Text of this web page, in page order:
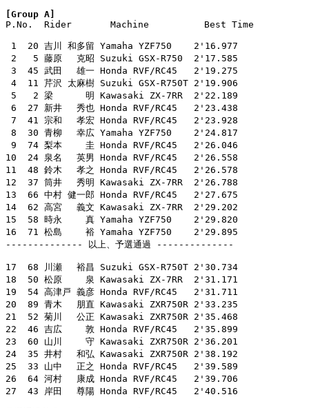
[Group A]
P.No.  Rider       Machine          Best Time
1  20 吉川 和多留 Yamaha YZF750    2'16.977
2   5 藤原　 克昭 Suzuki GSX-R750  2'17.585
3  45 武田　 雄一 Honda RVF/RC45   2'19.275
4  11 芹沢 太麻樹 Suzuki GSX-R750T 2'19.906
5   2 梁　　　 明 Kawasaki ZX-7RR  2'22.189
6  27 新井　 秀也 Honda RVF/RC45   2'23.438
7  41 宗和　 孝宏 Honda RVF/RC45   2'23.928
8  30 青柳　 幸広 Yamaha YZF750    2'24.817
9  74 梨本　　 圭 Honda RVF/RC45   2'26.046
10  24 泉名　 英男 Honda RVF/RC45   2'26.558
11  48 鈴木　 孝之 Honda RVF/RC45   2'26.578
12  37 筒井　 秀明 Kawasaki ZX-7RR  2'26.788
13  66 中村 健一郎 Honda RVF/RC45   2'27.675
14  62 高宮　 義文 Kawasaki ZX-7RR  2'29.202
15  58 時永　　 真 Yamaha YZF750    2'29.820
16  71 松島　　 裕 Yamaha YZF750    2'29.895
-------------- 以上、予選通過 --------------
17  68 川瀬　 裕昌 Suzuki GSX-R750T 2'30.734
18  50 松原　　 泉 Kawasaki ZX-7RR  2'31.171
19  54 高津戸 義彦 Honda RVF/RC45   2'31.711
20  89 青木　 朋直 Kawasaki ZXR750R 2'33.235
21  52 菊川　 公正 Kawasaki ZXR750R 2'35.468
22  46 吉広　　 敦 Honda RVF/RC45   2'35.899
23  60 山川　　 守 Kawasaki ZXR750R 2'36.201
24  35 井村　 和弘 Kawasaki ZXR750R 2'38.192
25  33 山中　 正之 Honda RVF/RC45   2'39.589
26  64 河村　 康成 Honda RVF/RC45   2'39.706
27  43 岸田　 尊陽 Honda RVF/RC45   2'40.516